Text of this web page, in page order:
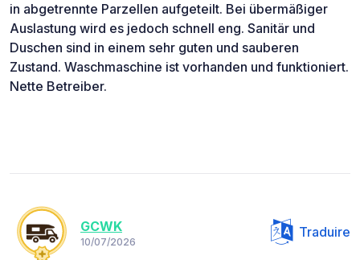
in abgetrennte Parzellen aufgeteilt. Bei übermäßiger
Auslastung wird es jedoch schnell eng. Sanitär und
Duschen sind in einem sehr guten und sauberen
Zustand. Waschmaschine ist vorhanden und funktioniert.
Nette Betreiber.
GCWK
10/07/2026
Traduire